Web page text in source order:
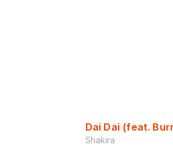
Dai Dai (feat.
Shakira